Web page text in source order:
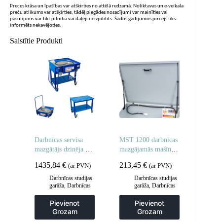
Preces krāsa un īpašības var atšķirties no attēlā redzamā. Noliktavas un e-veikala
preču atlikums var atšķirties, tādēļ piegādes nosacījumi var mainīties vai
pasūtījums var tikt pilnībā vai daļēji neizpildīts. Šādos gadījumos pircējs tiks
informēts nekavējoties.
Saistītie Produkti
Darbnīcas servisa
mazgātājs dzinēja un
RUSZMOBIL 800
1435,84 € (ar PVN)
Darbnīcas studijas
garāža, Darbnīcas
mazgātavas,
Paplāksnes un
darbnīcu lupatas
Pievienot
Grozam
MST 1200 darbnīcas
mazgājamās mašīnas
213,45€ (ar PVN)
Darbnīcas studijas
garāža,Darbnīcas
mazgātavas,
Paplāksnes un
darbnīcu lupatas
Pievienot
Grozam